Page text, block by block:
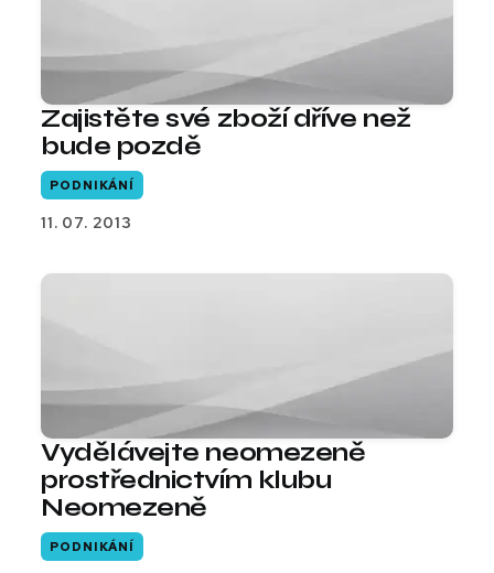
Zajistěte své zboží dříve než
bude pozdě
PODNIKÁNÍ
11. 07. 2013
Vydělávejte neomezeně
prostřednictvím klubu
Neomezeně
PODNIKÁNÍ